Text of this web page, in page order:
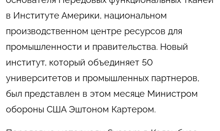
в Институте Америки, национальном
производственном центре ресурсов для
промышленности и правительства. Новый
институт, который объединяет 50
университетов и промышленных партнеров,
был представлен в этом месяце Министром
обороны США Эштоном Картером.